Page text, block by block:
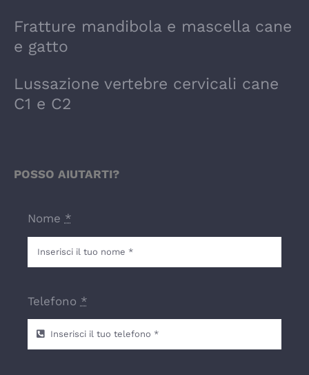
Fratture mandibola e mascella cane
e gatto
Lussazione vertebre cervicali cane
C1 e C2
POSSO AIUTARTI?
Nome *
Telefono *